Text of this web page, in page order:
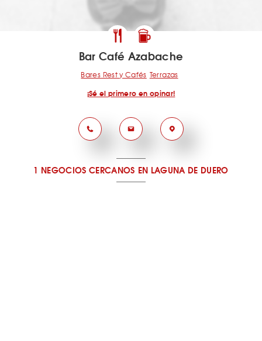
Bar Café Azabache
Bares Rest y Cafés Terrazas
¡Sé el primero en opinar!
1 NEGOCIOS CERCANOS EN LAGUNA DE DUERO